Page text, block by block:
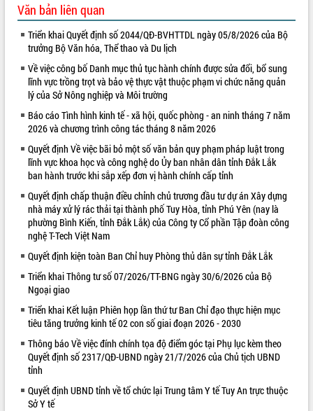
VIDEO
Loading the player...
Khám bệnh, cấp phát thuốc miễn phí
và tặng quà người dân xã Cư Pui
Hội nghị UBND tỉnh Đắk Lắk thường kỳ
tháng 7/2026
Lễ truy tặng danh hiệu “Bà Mẹ Việt
Nam Anh hùng” và trao Huân chương
Lao động
UBND tỉnh Đắk Lắk triển khai nhiệm
vụ 6 tháng cuối năm 2026
Kỳ họp thứ Hai, Hội đồng nhân dân
tỉnh khóa XI quyết nghị nhiều nội dung
Bí thư Tỉnh ủy Lương Nguyễn Minh
Triết thăm, tặng quà người có công với
Rà soát, hoàn thiện hệ thống thiết chế
ALBUM ẢNH
Văn bản liên quan
Triển khai Quyết định số 2044/QĐ-BVHTTDL ngày 05/8/2026 của Bộ
trưởng Bộ Văn hóa, Thể thao và Du lịch
Về việc công bố Danh mục thủ tục hành chính được sửa đổi, bổ sung
lĩnh vực trồng trọt và bảo vệ thực vật thuộc phạm vi chức năng quản
lý của Sở Nông nghiệp và Môi trường
Báo cáo Tình hình kinh tế - xã hội, quốc phòng - an ninh tháng 7 năm
2026 và chương trình công tác tháng 8 năm 2026
Quyết định Về việc bãi bỏ một số văn bản quy phạm pháp luật trong
lĩnh vực khoa học và công nghệ do Ủy ban nhân dân tỉnh Đắk Lắk
ban hành trước khi sắp xếp đơn vị hành chính cấp tỉnh
Quyết định chấp thuận điều chỉnh chủ trương đầu tư dự án Xây dựng
nhà máy xử lý rác thải tại thành phố Tuy Hòa, tỉnh Phú Yên (nay là
phường Bình Kiến, tỉnh Đắk Lắk) của Công ty Cổ phần Tập đoàn công
nghệ T-Tech Việt Nam
Quyết định kiện toàn Ban Chỉ huy Phòng thủ dân sự tỉnh Đắk Lắk
Triển khai Thông tư số 07/2026/TT-BNG ngày 30/6/2026 của Bộ
Ngoại giao
Triển khai Kết luận Phiên họp lần thứ tư Ban Chỉ đạo thực hiện mục
tiêu tăng trưởng kinh tế 02 con số giai đoạn 2026 - 2030
Thông báo Về việc đính chính tọa độ điểm góc tại Phụ lục kèm theo
Quyết định số 2317/QĐ-UBND ngày 21/7/2026 của Chủ tịch UBND
tỉnh
Quyết định UBND tỉnh về tổ chức lại Trung tâm Y tế Tuy An trực thuộc
Sở Y tế